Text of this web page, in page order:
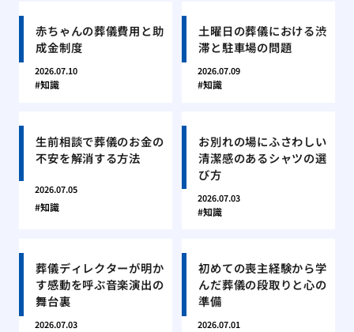
赤ちゃんの葬儀費用と助
成金制度
2026.07.10
知識
土曜日の葬儀における渋
滞と駐車場の問題
2026.07.09
知識
生前相談で葬儀のお金の
不安を解消する方法
2026.07.05
知識
お別れの場にふさわしい
清潔感のあるシャツの選
び方
2026.07.03
知識
葬儀ディレクターが明か
す感動を呼ぶ音楽演出の
舞台裏
2026.07.03
初めての喪主経験から学
んだ葬儀の段取りと心の
準備
2026.07.01